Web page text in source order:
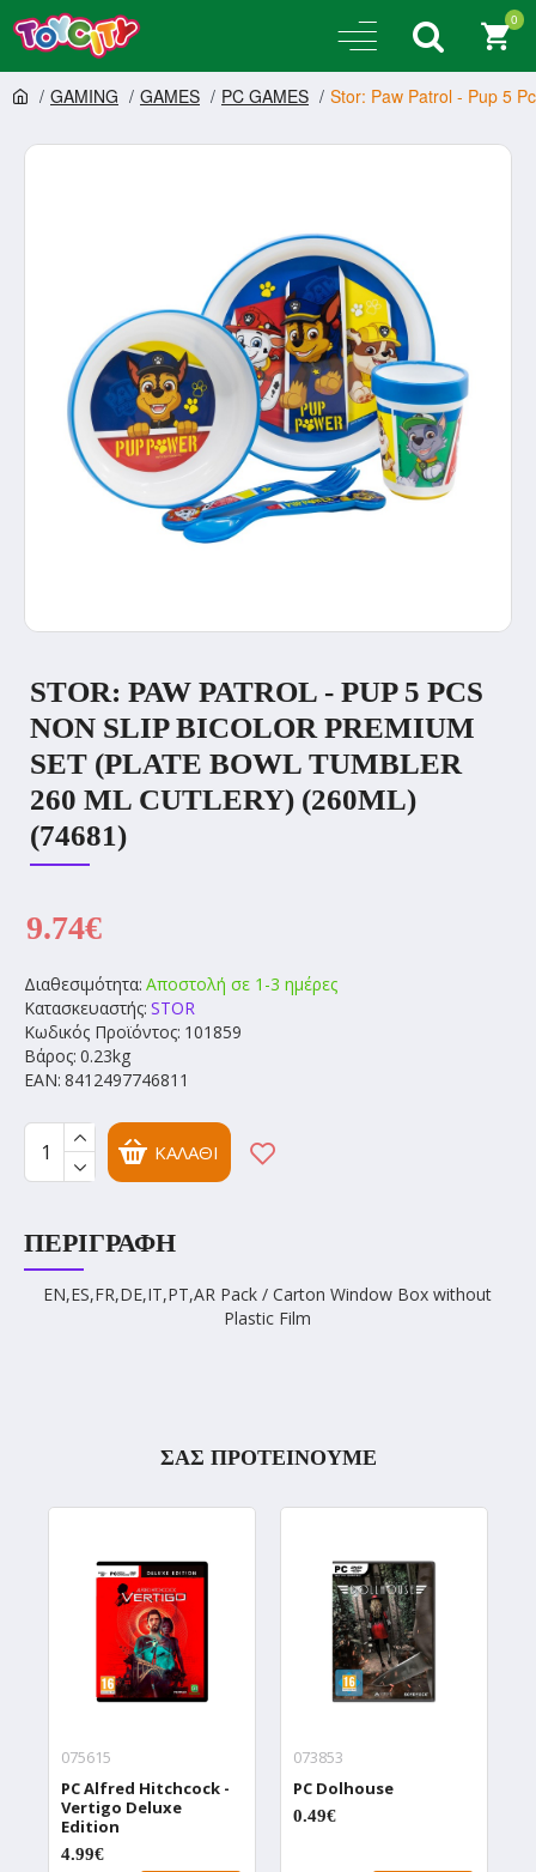
0
GAMING GAMES PC GAMES Stor: Paw Patrol - Pup 5
STOR: PAW PATROL - PUP 5 PCS
NON SLIP BICOLOR PREMIUM
SET (PLATE BOWL TUMBLER
260 ML CUTLERY) (260ML)
(74681)
Διαθεσιμότητα: Αποστολή σε 1-3 ημέρες
Κατασκευαστής: STOR
Κωδικός Προϊόντος: 101859
Βάρος: 0.23kg
EAN: 8412497746811
9.74€
ΚΑΛΆΘΙ
ΠΕΡΙΓΡΑΦΉ
EN,ES,FR,DE,IT,PT,AR Pack / Carton Window Box without
Plastic Film
ΣΑΣ ΠΡΟΤΕΙΝΟΥΜΕ
075615
PC Alfred Hitchcock -
Vertigo Deluxe
Edition
4.99€
073853
PC Dolhouse
0.49€